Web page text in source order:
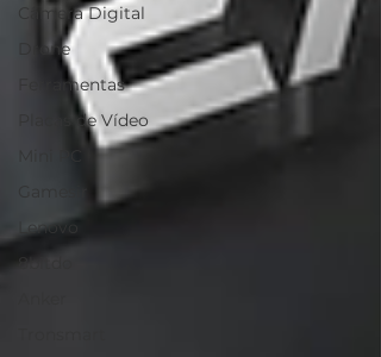
Câmera Digital
Drone
Ferramentas
Placas de Vídeo
Lenovo
8bitdo